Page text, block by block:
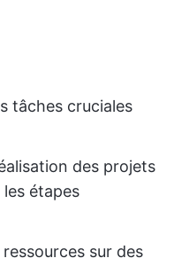
tâches cruciales
des projets
étapes
sur des